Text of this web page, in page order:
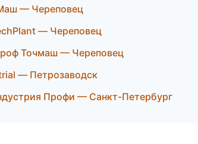
— Череповец
— Череповец
Точмаш — Череповец
— Петрозаводск
Профи — Санкт-Петербург